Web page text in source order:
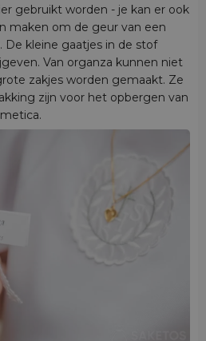
gebruikt worden - je kan er ook
maken om de geur van een
De kleine gaatjes in de stof
Van organza kunnen niet
zakjes worden gemaakt. Ze
zijn voor het opbergen van